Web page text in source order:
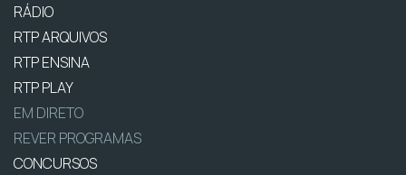
RÁDIO
RTP ARQUIVOS
RTP ENSINA
RTP PLAY
EM DIRETO
REVER PROGRAMAS
CONCURSOS